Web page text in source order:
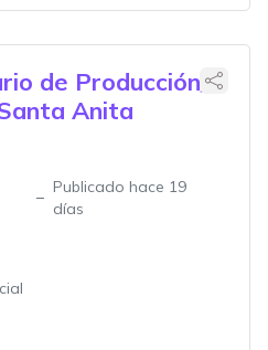
de Producción/
Anita
Publicado hace 19
días